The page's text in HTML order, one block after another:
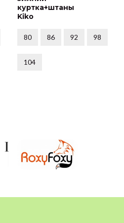
куртка+штаны
Kiko
80 86 92 98
104